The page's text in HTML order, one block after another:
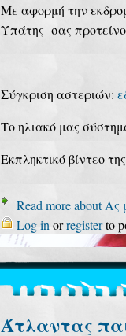
Με αφορμή την
Υπάτης σας
Σύγκριση αστεριών:
Το ηλιακό μας
Εκπληκτικό βίντεο
Read moreabout Ας
Log in orregisterto
Άτλαντας